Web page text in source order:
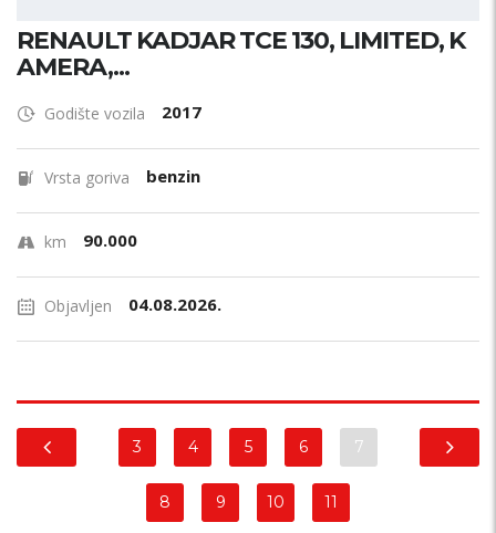
RENAULT KADJAR TCE 130, LIMITED, K
AMERA,...
Godište vozila 2017
Vrsta goriva benzin
km 90.000
Objavljen 04.08.2026.
3 4 5 6 7
8 9 10 11